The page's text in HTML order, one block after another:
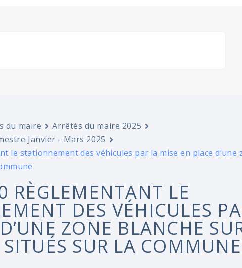
du maire
Arrêtés du maire 2025
Janvier - Mars 2025
le stationnement des véhicules par la mise en place
RÈGLEMENTANT LE
DES VÉHICULES
ZONE BLANCHE
SUR LA COMMUNE